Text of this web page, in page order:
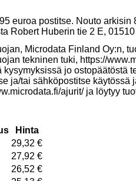
euroa postitse. Nouto arkisin
Robert Huberin tie 2 E,
Microdata Finland Oy:n,
tekninen tuki, https://
kysymyksissä jo ostopäätöstä
ja/tai sähköpostitse käytössä
ajurit/ ja löytyy
Hinta
29,32€
27,92€
26,52€